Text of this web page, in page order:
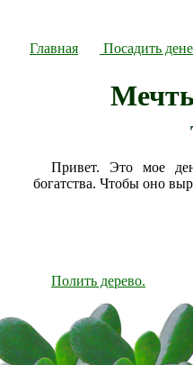
Главная Посадить
Привет. Это мое
богатства. Чтобы оно
Полить дерево.